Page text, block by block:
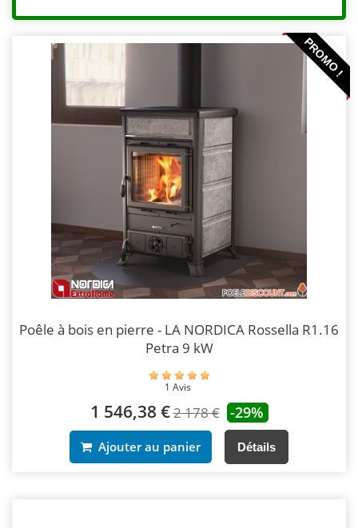
PROMO !
Poêle à bois en pierre - LA NORDICA Rossella R1.16
Petra 9 kW
1 Avis
1 546,38 €2 178 € -29%
Ajouter au panier Détails